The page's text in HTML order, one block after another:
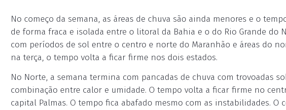
No começo da semana, as áreas de chuva são ainda menores e o
de forma fraca e isolada entre o litoral da Bahia e o do Rio Grande do
com períodos de sol entre o centro e norte do Maranhão e áreas do
na terça, o tempo volta a ficar firme nos dois estados.
No Norte, a semana termina com pancadas de chuva com trovoadas
combinação entre calor e umidade. O tempo volta a ficar firme no
capital Palmas. O tempo fica abafado mesmo com as instabilidades. O